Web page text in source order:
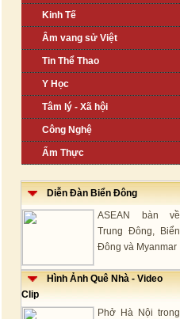
Kinh Tế
Âm vang sử Việt
Tin Thể Thao
Y Học
Tâm lý - Xã hội
Công Nghệ
Ẩm Thực
Diễn Đàn Biển Đông
ASEAN bàn về
Trung Đông, Biển
Đông và Myanmar
Hình Ảnh Quê Nhà - Video
Clip
Phở Hà Nội trong